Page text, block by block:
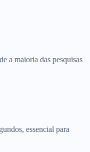
a maioria das pesquisas
essencial para